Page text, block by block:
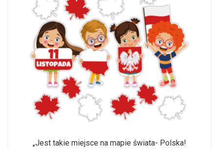
„Jest takie miejsce na mapie świata- Polska!